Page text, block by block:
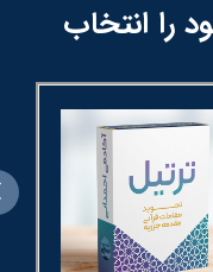
انتخاب